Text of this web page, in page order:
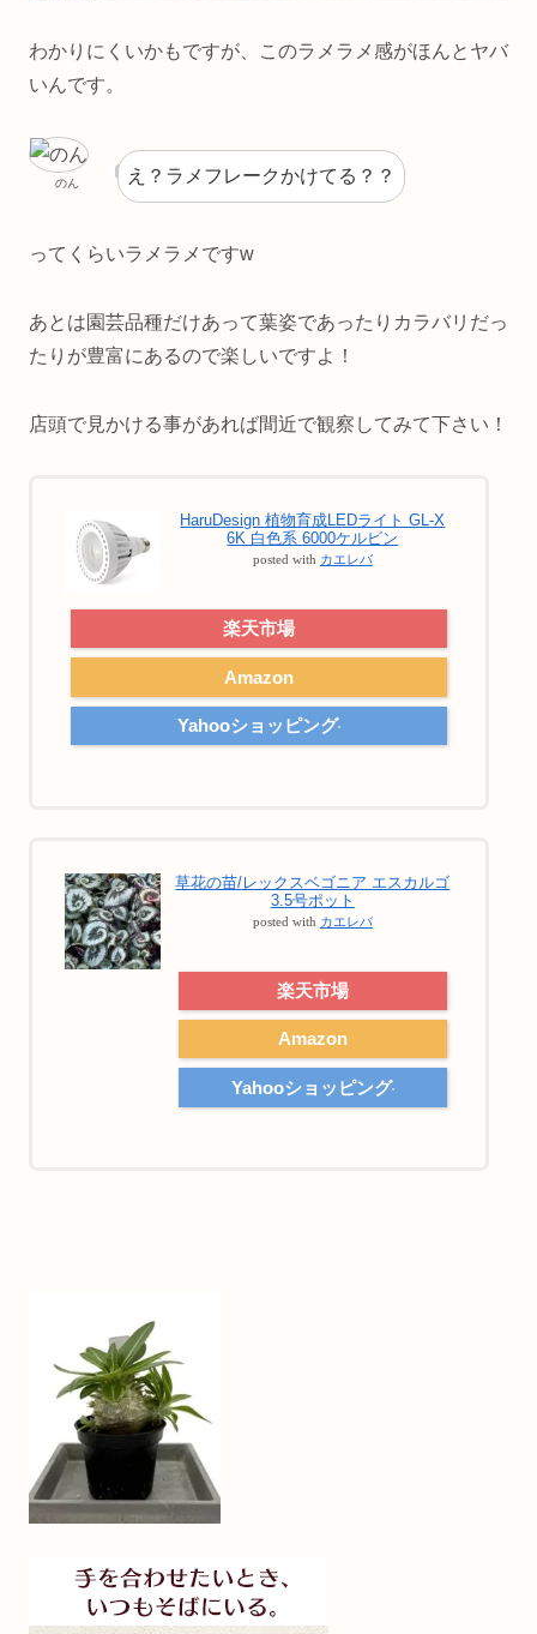
わかりにくいかもですが、このラメラメ感がほんとヤバ
いんです。
のん え？ラメフレークかけてる？？
ってくらいラメラメですw
あとは園芸品種だけあって葉姿であったりカラバリだっ
たりが豊富にあるので楽しいですよ！
店頭で見かける事があれば間近で観察してみて下さい！
HaruDesign 植物育成LEDライト GL-X
6K 白色系 6000ケルビン
posted with カエレバ
楽天市場
Amazon
Yahooショッピング
草花の苗/レックスベゴニア エスカルゴ
3.5号ポット
posted with カエレバ
楽天市場
Amazon
Yahooショッピング